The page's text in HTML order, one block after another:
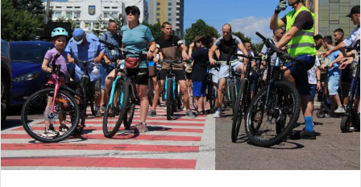
o
w
o
n
X
a
n
e
m
a
i
l